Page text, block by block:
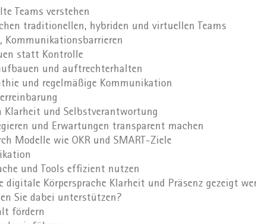
Teams verstehen
traditionellen, hybriden und virtuellen Teams
Kommunikationsbarrieren
statt Kontrolle
und auftrechterhalten
und regelmäßige Kommunikation
Klarheit und Selbstverantwortung
und Erwartungen transparent machen
Modelle wie OKR und SMART-Ziele
und Tools effizient nutzen
digitale Körpersprache Klarheit und Präsenz gezeigt
Sie dabei unterstützen?
fördern